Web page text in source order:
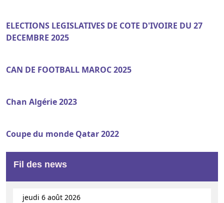
ELECTIONS LEGISLATIVES DE COTE D'IVOIRE DU 27
DECEMBRE 2025
CAN DE FOOTBALL MAROC 2025
Chan Algérie 2023
Coupe du monde Qatar 2022
Fil des news
jeudi 6 août 2026